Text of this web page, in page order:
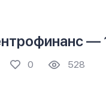
—
0 528